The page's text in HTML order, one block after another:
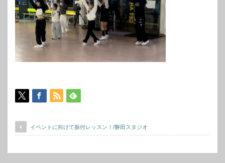
イベントに向けて振付レッスン！/磐田スタジオ